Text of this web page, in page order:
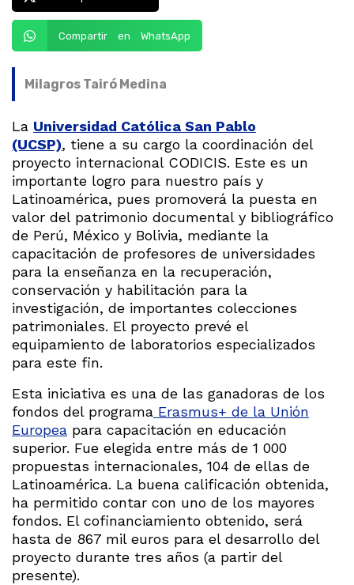
Compartir en WhatsApp
Milagros Tairó Medina
La Universidad Católica San Pablo
(UCSP), tiene a su cargo la coordinación del
proyecto internacional CODICIS. Este es un
importante logro para nuestro país y
Latinoamérica, pues promoverá la puesta en
valor del patrimonio documental y bibliográfico
de Perú, México y Bolivia, mediante la
capacitación de profesores de universidades
para la enseñanza en la recuperación,
conservación y habilitación para la
investigación, de importantes colecciones
patrimoniales. El proyecto prevé el
equipamiento de laboratorios especializados
para este fin.
Esta iniciativa es una de las ganadoras de los
fondos del programa Erasmus+ de la Unión
Europea para capacitación en educación
superior. Fue elegida entre más de 1 000
propuestas internacionales, 104 de ellas de
Latinoamérica. La buena calificación obtenida,
ha permitido contar con uno de los mayores
fondos. El cofinanciamiento obtenido, será
hasta de 867 mil euros para el desarrollo del
proyecto durante tres años (a partir del
presente).